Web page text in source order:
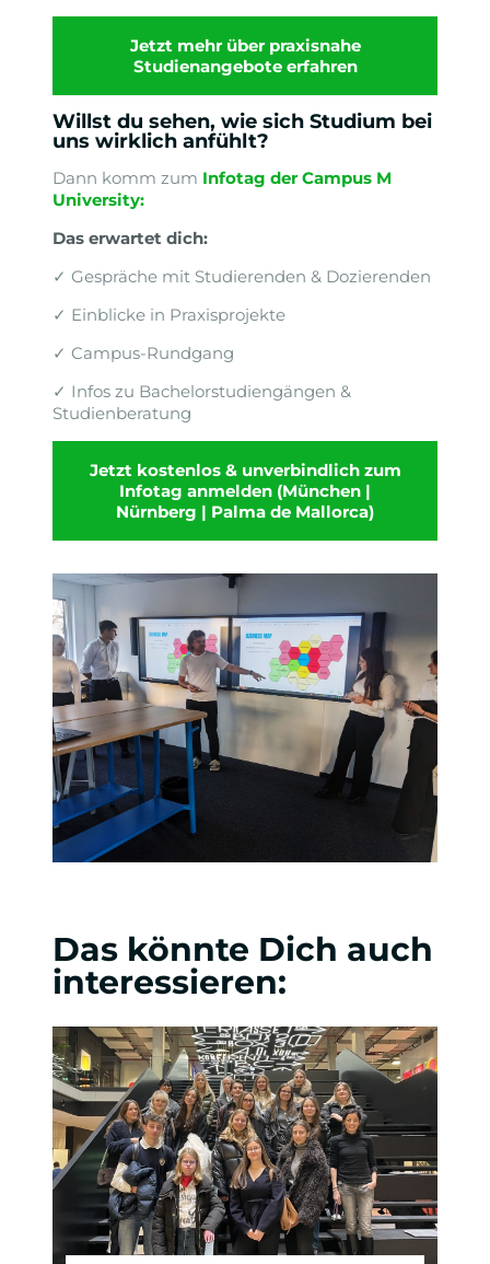
Jetzt mehr über praxisnahe
Studienangebote erfahren
Willst du sehen, wie sich Studium bei
uns wirklich anfühlt?
Dann komm zum Infotag der Campus M
University:
Das erwartet dich:
✓ Gespräche mit Studierenden & Dozierenden
✓ Einblicke in Praxisprojekte
✓ Campus-Rundgang
✓ Infos zu Bachelorstudiengängen &
Studienberatung
Jetzt kostenlos & unverbindlich zum
Infotag anmelden (München |
Nürnberg | Palma de Mallorca)
Das könnte Dich auch
interessieren: